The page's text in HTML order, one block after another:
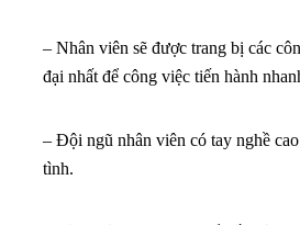
– Nhân viên sẽ được trang bị các
đại nhất để công việc tiến hành
– Đội ngũ nhân viên có tay nghề
tình.